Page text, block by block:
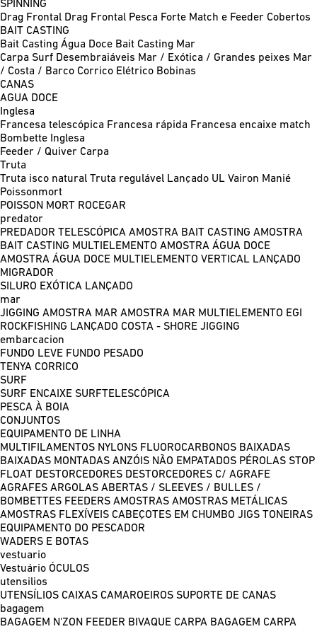
SPINNING
Drag Frontal Drag Frontal Pesca Forte Match e Feeder Cobertos
BAIT CASTING
Bait Casting Água Doce Bait Casting Mar
Carpa Surf Desembraiáveis Mar / Exótica / Grandes peixes Mar
/ Costa / Barco Corrico Elétrico Bobinas
CANAS
AGUA DOCE
Inglesa
Francesa telescópica Francesa rápida Francesa encaixe match
Bombette Inglesa
Feeder / Quiver Carpa
Truta
Truta isco natural Truta regulável Lançado UL Vairon Manié
Poissonmort
POISSON MORT ROCEGAR
predator
PREDADOR TELESCÓPICA AMOSTRA BAIT CASTING AMOSTRA
BAIT CASTING MULTIELEMENTO AMOSTRA ÁGUA DOCE
AMOSTRA ÁGUA DOCE MULTIELEMENTO VERTICAL LANÇADO
MIGRADOR
SILURO EXÓTICA LANÇADO
mar
JIGGING AMOSTRA MAR AMOSTRA MAR MULTIELEMENTO EGI
ROCKFISHING LANÇADO COSTA - SHORE JIGGING
embarcacion
FUNDO LEVE FUNDO PESADO
TENYA CORRICO
SURF
SURF ENCAIXE SURFTELESCÓPICA
PESCA À BOIA
CONJUNTOS
EQUIPAMENTO DE LINHA
MULTIFILAMENTOS NYLONS FLUOROCARBONOS BAIXADAS
BAIXADAS MONTADAS ANZÓIS NÃO EMPATADOS PÉROLAS STOP
FLOAT DESTORCEDORES DESTORCEDORES C/ AGRAFE
AGRAFES ARGOLAS ABERTAS / SLEEVES / BULLES /
BOMBETTES FEEDERS AMOSTRAS AMOSTRAS METÁLICAS
AMOSTRAS FLEXÍVEIS CABEÇOTES EM CHUMBO JIGS TONEIRAS
EQUIPAMENTO DO PESCADOR
WADERS E BOTAS
vestuario
Vestuário ÓCULOS
utensilios
UTENSÍLIOS CAIXAS CAMAROEIROS SUPORTE DE CANAS
bagagem
BAGAGEM N'ZON FEEDER BIVAQUE CARPA BAGAGEM CARPA